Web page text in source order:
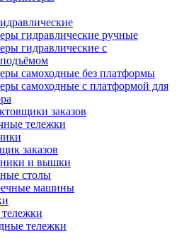
гидравлические ручные
гидравлические с
самоходные без платформы
самоходные с платформой для
заказов
тележки
заказов
и вышки
столы
машины
тележки